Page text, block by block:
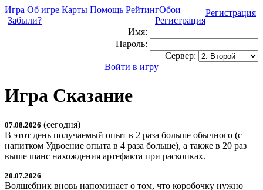
Регистрация
Игра Об игре Карты Помощь РейтингОбои
Регистрация
Забыли?
Имя:
Пароль:
Сервер:
Войти в игру
Игра Сказание
07.08.2026 (сегодня)
В этот день получаемый опыт в 2 раза больше обычного (с
напитком Удвоение опыта в 4 раза больше), а также в 20 раз
выше шанс нахождения артефакта при раскопках.
20.07.2026
Волшебник вновь напоминает о том, что коробочку нужно